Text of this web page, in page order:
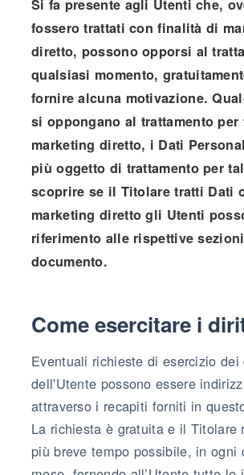
Si fa presente agli Utenti che,
fossero trattati con finalità di
diretto, possono opporsi al
qualsiasi momento,
fornire alcuna motivazione.
si oppongano al trattamento
marketing diretto, i Dati
più oggetto di trattamento per
scoprire se il Titolare tratti Dati
marketing diretto gli Utenti
riferimento alle rispettive
documento.
Come esercitare i
Eventuali richieste di esercizio dei
dell'Utente possono essere
attraverso i recapiti forniti in
La richiesta è gratuita e il Titolare
più breve tempo possibile, in ogni